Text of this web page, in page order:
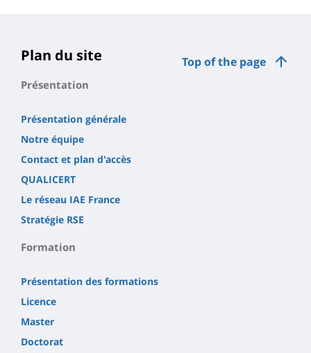
Top of the page
Plan du site
Présentation
Présentation générale
Notre équipe
Contact et plan d'accès
QUALICERT
Le réseau IAE France
Stratégie RSE
Formation
Présentation des formations
Licence
Master
Doctorat